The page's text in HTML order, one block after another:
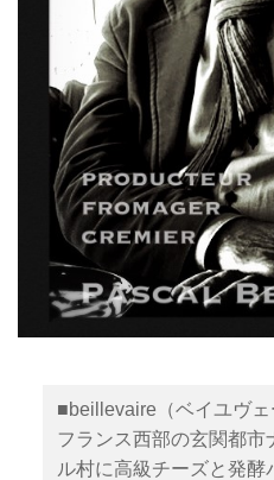
■beillevaire（ベイユヴ
フランス西部の玄関都市
ル村に高級チーズと発酵